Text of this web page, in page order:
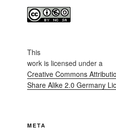
This
workis licensed under a
Creative Commons
Share Alike 2.0 Germany
META